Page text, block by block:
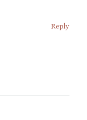
Reply